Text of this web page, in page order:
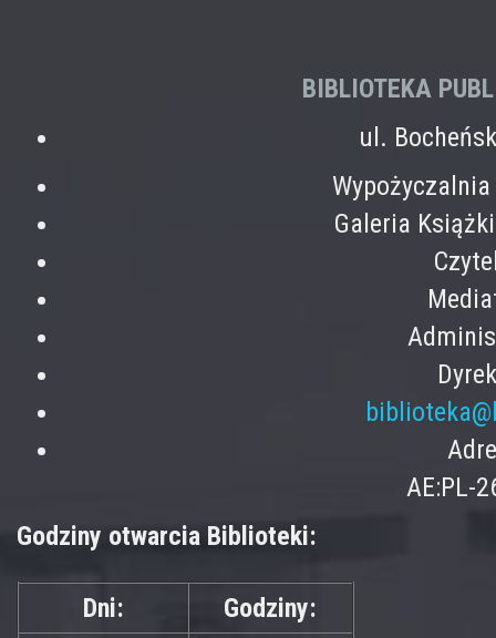
BIBLIOTEKA
ul.
Galeria
AE:PL-
Godziny otwarcia Biblioteki:
Dni: Godziny: